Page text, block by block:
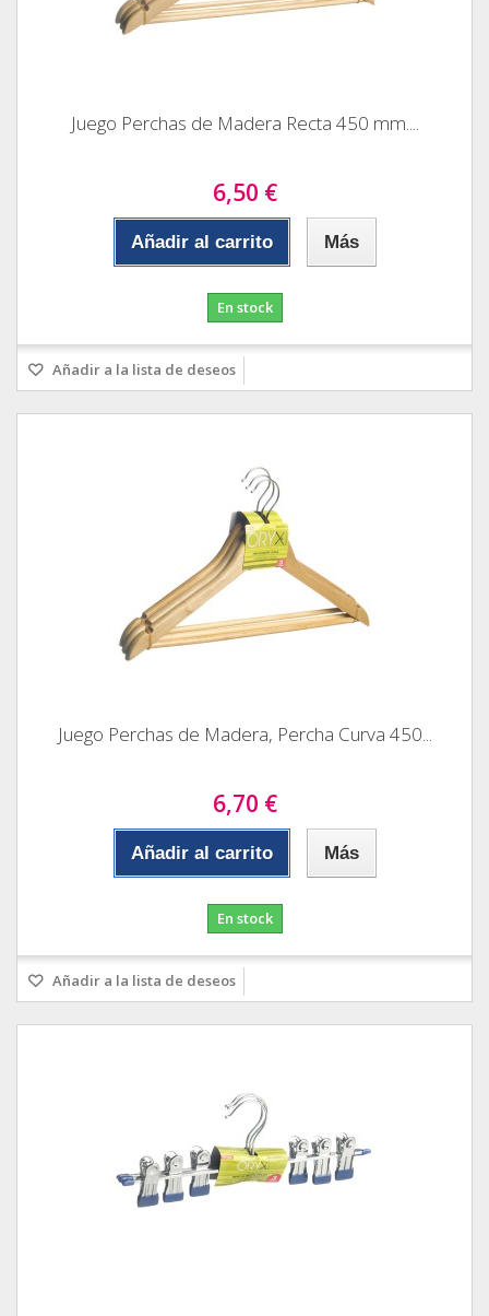
Juego Perchas de Madera Recta 450 mm....
6,50 €
Añadir al carrito Más
En stock
Añadir a la lista de deseos
Juego Perchas de Madera, Percha Curva 450...
6,70 €
Añadir al carrito Más
En stock
Añadir a la lista de deseos